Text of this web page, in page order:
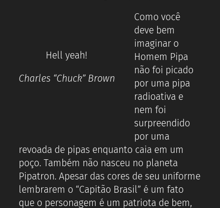
Hell yeah!
Charles “Chuck” Brown
Como você
deve bem
imaginar o
Homem Pipa
não foi picado
por uma pipa
radioativa e
nem foi
surpreendido
por uma
revoada de pipas enquanto caia em um
poço. Também não nasceu no planeta
Pipatron. Apesar das cores de seu uniforme
lembrarem o “Capitão Brasil” é um fato
que o personagem é um patriota de bem,